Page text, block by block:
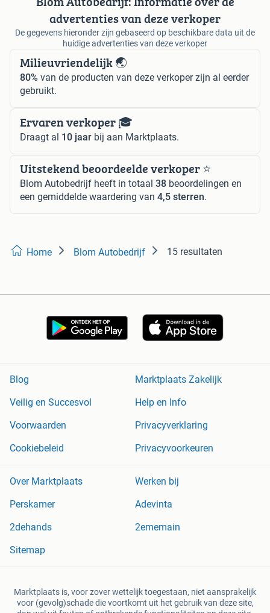
advertenties van deze verkoper
De gegevens hieronder zijn gebaseerd op beschikbare data uit de
huidige advertenties van deze verkoper
Milieuvriendelijk 🌏
80% van de producten van deze verkoper zijn al eerder
gebruikt.
Ervaren verkoper 🎓
Draagt al 10 jaar bij aan Marktplaats.
Uitstekend beoordeelde verkoper ⭐️
Blom Autobedrijf heeft in totaal 38 beoordelingen en
een gemiddelde waardering van 4,5 sterren.
Home Blom Autobedrijf 15 resultaten
Blog
Marktplaats Zakelijk
Veilig en Succesvol
Help en Info
Voorwaarden
Privacyverklaring
Cookiebeleid
Privacyvoorkeuren
Over Marktplaats
Werken bij
Perskamer
Adevinta
2dehands
2ememain
Sitemap
Marktplaats is, voor zover wettelijk toegestaan, niet aansprakelijk
voor (gevolg)schade die voortkomt uit het gebruik van deze site,